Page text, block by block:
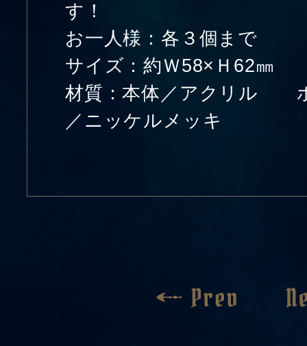
す！
お一人様：各３個まで
サイズ：約Ｗ58×Ｈ62㎜
材質：本体／アクリル
／ニッケルメッキ